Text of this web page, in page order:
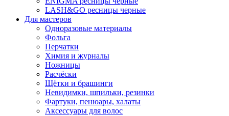
LASH&GO ресницы черные
Для мастеров
Одноразовые материалы
Фольга
Перчатки
Химия и журналы
Ножницы
Расчёски
Щётки и брашинги
Невидимки, шпильки, резинки
Фартуки, пенюары, халаты
Аксессуары для волос